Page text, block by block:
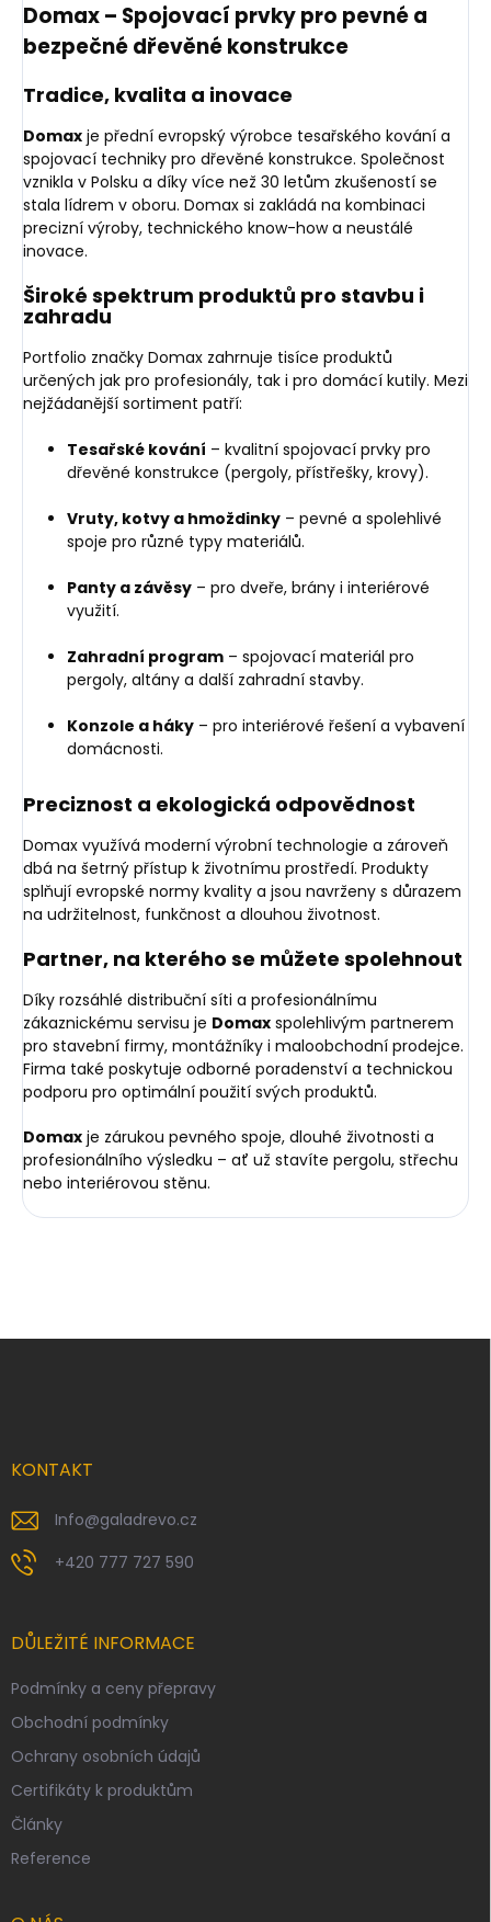
Domax – Spojovací prvky pro pevné a
bezpečné dřevěné konstrukce
Tradice, kvalita a inovace
Domax je přední evropský výrobce tesařského kování a
spojovací techniky pro dřevěné konstrukce. Společnost
vznikla v Polsku a díky více než 30 letům zkušeností se
stala lídrem v oboru. Domax si zakládá na kombinaci
precizní výroby, technického know-how a neustálé
inovace.
Široké spektrum produktů pro stavbu i
zahradu
Portfolio značky Domax zahrnuje tisíce produktů
určených jak pro profesionály, tak i pro domácí kutily. Mezi
nejžádanější sortiment patří:
Tesařské kování – kvalitní spojovací prvky pro
dřevěné konstrukce (pergoly, přístřešky, krovy).
Vruty, kotvy a hmoždinky – pevné a spolehlivé
spoje pro různé typy materiálů.
Panty a závěsy – pro dveře, brány i interiérové
využití.
Zahradní program – spojovací materiál pro
pergoly, altány a další zahradní stavby.
Konzole a háky – pro interiérové řešení a vybavení
domácnosti.
Preciznost a ekologická odpovědnost
Domax využívá moderní výrobní technologie a zároveň
dbá na šetrný přístup k životnímu prostředí. Produkty
splňují evropské normy kvality a jsou navrženy s důrazem
na udržitelnost, funkčnost a dlouhou životnost.
Partner, na kterého se můžete spolehnout
Díky rozsáhlé distribuční síti a profesionálnímu
zákaznickému servisu je Domax spolehlivým partnerem
pro stavební firmy, montážníky i maloobchodní prodejce.
Firma také poskytuje odborné poradenství a technickou
podporu pro optimální použití svých produktů.
Domax je zárukou pevného spoje, dlouhé životnosti a
profesionálního výsledku – ať už stavíte pergolu, střechu
nebo interiérovou stěnu.
KONTAKT
Info@galadrevo.cz
+420 777 727 590
DŮLEŽITÉ INFORMACE
Podmínky a ceny přepravy
Obchodní podmínky
Ochrany osobních údajů
Certifikáty k produktům
Články
Reference